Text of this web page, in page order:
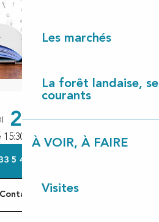
Les marchés
La forêt landaise,
courants
À VOIR, À FAIRE
Visites
28 OCTOBRE
15:30 à 16:30
5 47 55 63
Contactez-nous